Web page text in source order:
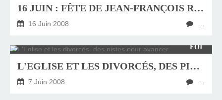
16 JUIN : FÊTE DE JEAN-FRANÇOIS RÉGIS, APÔTRE DES ARDÉCHOIS
16 Juin 2008
FOI
L'EGLISE ET LES DIVORCÉS, DES PISTES POUR AVANCER
7 Juin 2008